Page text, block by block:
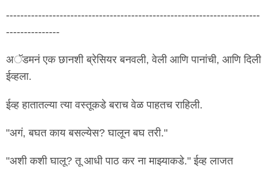
-----------------------------------------------------------------------
---------------
अॅडमनं एक छानशी ब्रेसियर बनवली, वेली आणि पानांची, आणि दिली
ईव्हला.
ईव्ह हातातल्या त्या वस्तूकडे बराच वेळ पाहतच राहिली.
"अगं, बघत काय बसल्येस? घालून बघ तरी."
"अशी कशी घालू? तू आधी पाठ कर ना माझ्याकडे." ईव्ह लाजत